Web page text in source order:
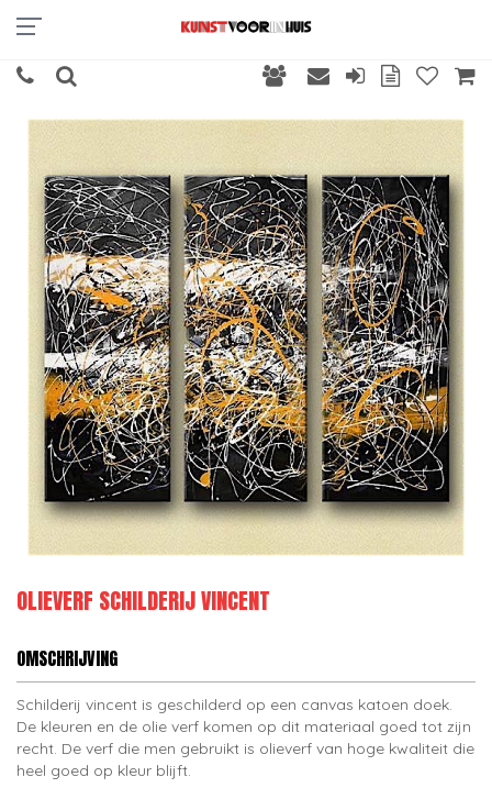
OLIEVERF SCHILDERIJ VINCENT
OMSCHRIJVING
Schilderij vincent is geschilderd op een canvas katoen doek.
De kleuren en de olie verf komen op dit materiaal goed tot zijn
recht. De verf die men gebruikt is olieverf van hoge kwaliteit die
heel goed op kleur blijft.